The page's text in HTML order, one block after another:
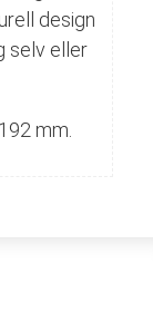
design
selv eller
mm.